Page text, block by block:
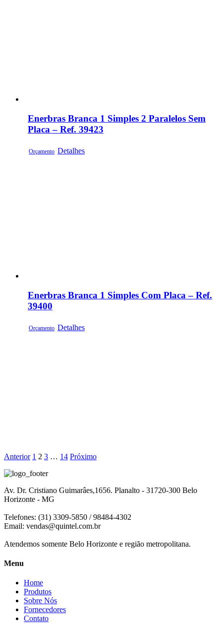
Enerbras Branca 1 Simples 2 Paralelos Sem
Placa – Ref. 39423
Orçamento Detalhes
Enerbras Branca 1 Simples Com Placa – Ref.
39400
Orçamento Detalhes
Anterior 1 2 3 … 14 Próximo
Av. Dr. Cristiano Guimarâes,1656. Planalto - 31720-300 Belo
Horizonte - MG
Telefones: (31) 3309-5850 / 98484-4302
Email: vendas@quintel.com.br
Atendemos somente Belo Horizonte e região metropolitana.
Menu
Home
Produtos
Sobre Nós
Fornecedores
Contato